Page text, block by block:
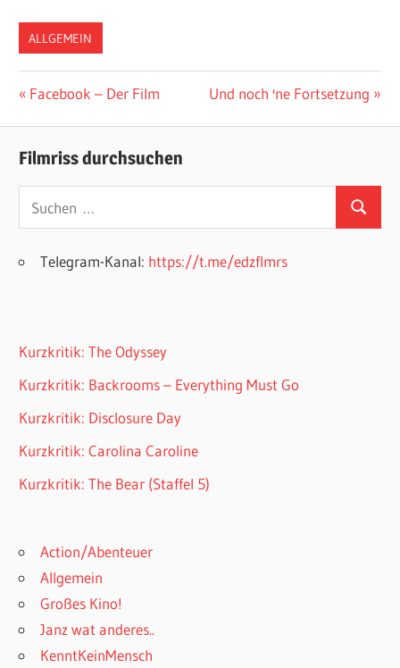
ALLGEMEIN
Beitragsnavigation
Vorheriger
Facebook – Der Film
Nächster
Und noch 'ne Fortsetzung
Filmriss durchsuchen
nach:
Suchen
Telegram-Kanal: https://t.me/edzflmrs
Kurzkritik: The Odyssey
Kurzkritik: Backrooms – Everything Must Go
Kurzkritik: Disclosure Day
Kurzkritik: Carolina Caroline
Kurzkritik: The Bear (Staffel 5)
Action/Abenteuer
Allgemein
Großes Kino!
Janz wat anderes..
KenntKeinMensch